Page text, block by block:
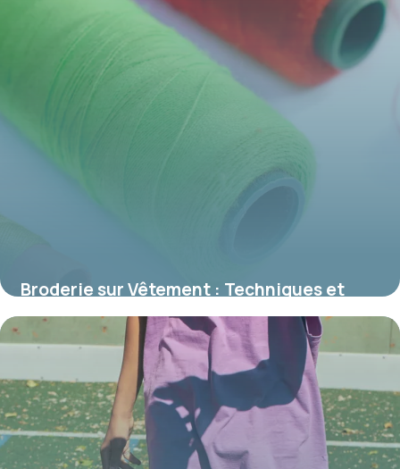
Broderie sur Vêtement : Techniques et
Tendances 2026
13 juin 2026